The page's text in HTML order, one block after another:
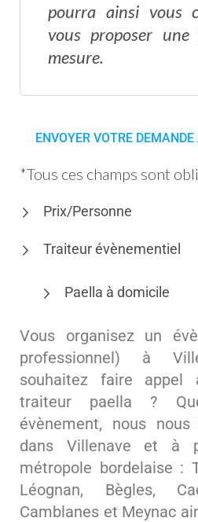
pourra ainsi vous
vous proposer
mesure.
*Tous ces champs sont
Prix/Personne
Traiteur évènementiel
Paella à domicile
Vous organisez un
professionnel) à
souhaitez faire appel
traiteur paella ?
évènement, nous
dans Villenave et à
métropole bordelaise :
Léognan, Bègles,
Camblanes et Meynac